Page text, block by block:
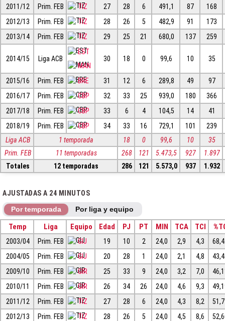
2011/12 Prim. FEB TIZ 27 28 6 491,1 87
168
2012/13
Prim. FEB TIZ 28 26 5 482,9 91
173
2013/14
Prim. FEB TIZ 29 25 21 680,0 137 259
2014/15 Liga ACB
EST
MAN
30 18 0 99,6 10 35
2015/16 Prim. FEB BRE 31 12 6 289,8 49
97
2016/17
Prim. FEB CBP 32 33 25 939,0 180
366
2017/18
Prim. FEB CBP 33 6 4 104,5 14
41
2018/19
Prim. FEB CBP 34 33 16 729,1 101
239
Liga ACB
1 temporada 18 0 99,6 10
35
Prim. FEB
11 temporadas 268 121 5.473,5 927
1.897
Totales
12 temporadas 286 121 5.573,0 937 1.932
AJUSTADAS A 24 MINUTOS
Por temporada Por liga y equipo
Temp Liga Equipo Edad PJ PT MIN TCA TCI
2003/04 Prim. FEB GIJ 19 10 2 24,0 2,9 4,3
2004/05
Prim. FEB GIJ 20 28 1 24,0 2,1 4,8
2009/10
Prim. FEB GIR 25 33 9 24,0 3,2 7,0
2010/11
Prim. FEB GIR 26 34 26 24,0 4,6 9,3
2011/12
Prim. FEB TIZ 27 28 6 24,0 4,3 8,2
2012/13
Prim. FEB TIZ 28 26 5 24,0 4,5 8,6